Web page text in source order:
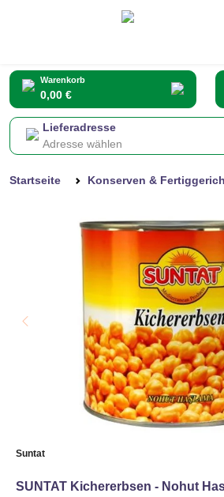
Warenkorb
0,00 €
Lieferadresse
Adresse wählen
Startseite Konserven &
Suntat
SUNTAT Kichererbsen - Nohut